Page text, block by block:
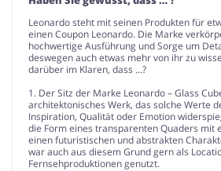
Leonardo steht mit seinen Produkten für
einen Coupon Leonardo. Die Marke
hochwertige Ausführung und Sorge um
deswegen auch etwas mehr von ihr zu
darüber im Klaren, dass …?
1. Der Sitz der Marke Leonardo – Glass
architektonisches Werk, das solche Werte
Inspiration, Qualität oder Emotion
die Form eines transparenten Quaders mit
einen futuristischen und abstrakten
war auch aus diesem Grund gern als
Fernsehproduktionen genutzt.